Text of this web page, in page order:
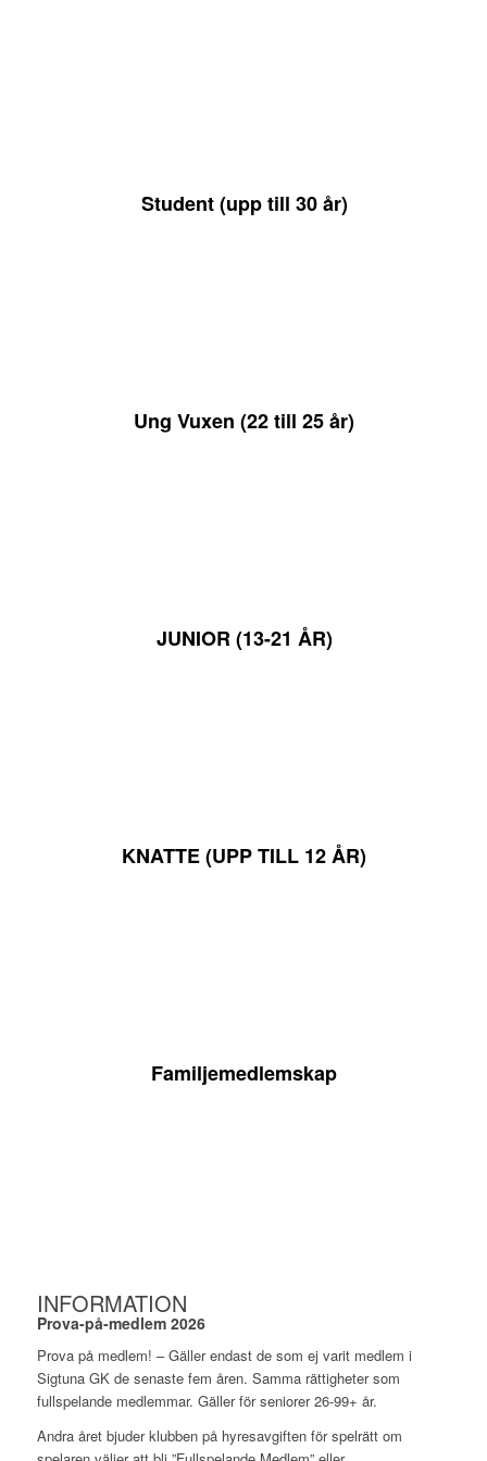
Student (upp till 30 år)
4 500 KR / ÅR
Ung Vuxen (22 till 25 år)
5 500 KR / ÅR
JUNIOR (13-21 ÅR)
3 000 KR / ÅR
KNATTE (UPP TILL 12 ÅR)
1 500 KR / ÅR
Familjemedlemskap
INFORMATION
Prova-på-medlem 2026
Prova på medlem! – Gäller endast de som ej varit medlem i
Sigtuna GK de senaste fem åren. Samma rättigheter som
fullspelande medlemmar. Gäller för seniorer 26-99+ år.
Andra året bjuder klubben på hyresavgiften för spelrätt om